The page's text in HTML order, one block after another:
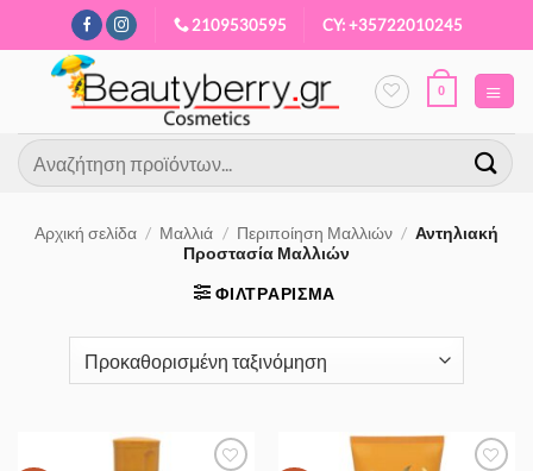
Μετάβαση
περιεχόμενο
2109530595 CY: +35722010245
0
Αναζήτηση
για:
Αρχική σελίδα / Μαλλιά / Περιποίηση Μαλλιών / Αντηλιακή
Προστασία Μαλλιών
ΦΙΛΤΡΆΡΙΣΜΑ